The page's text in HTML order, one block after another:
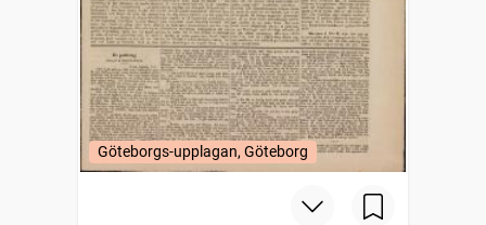
Göteborgs-upplagan, Göteborg